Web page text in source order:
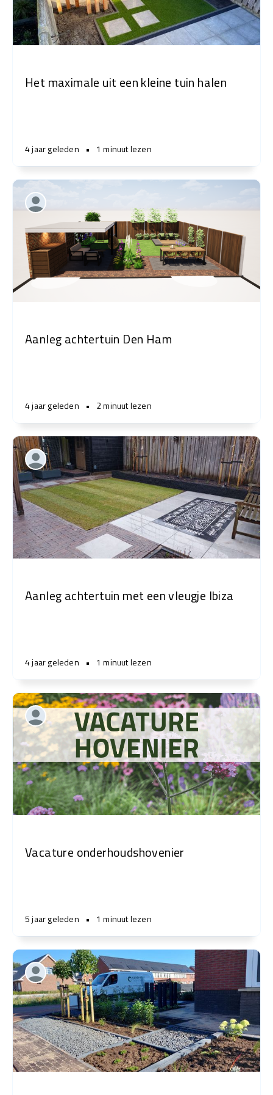
Het maximale uit een kleine tuin halen
4 jaar geleden • 1 minuut lezen
Aanleg achtertuin Den Ham
4 jaar geleden • 2 minuut lezen
Aanleg achtertuin met een vleugje Ibiza
4 jaar geleden • 1 minuut lezen
Vacature onderhoudshovenier
5 jaar geleden • 1 minuut lezen